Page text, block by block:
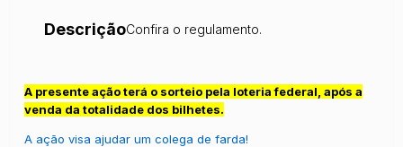
DescriçãoConfira o regulamento.
A presente ação terá o sorteio pela loteria federal, após a
venda da totalidade dos bilhetes.
A ação visa ajudar um colega de farda!